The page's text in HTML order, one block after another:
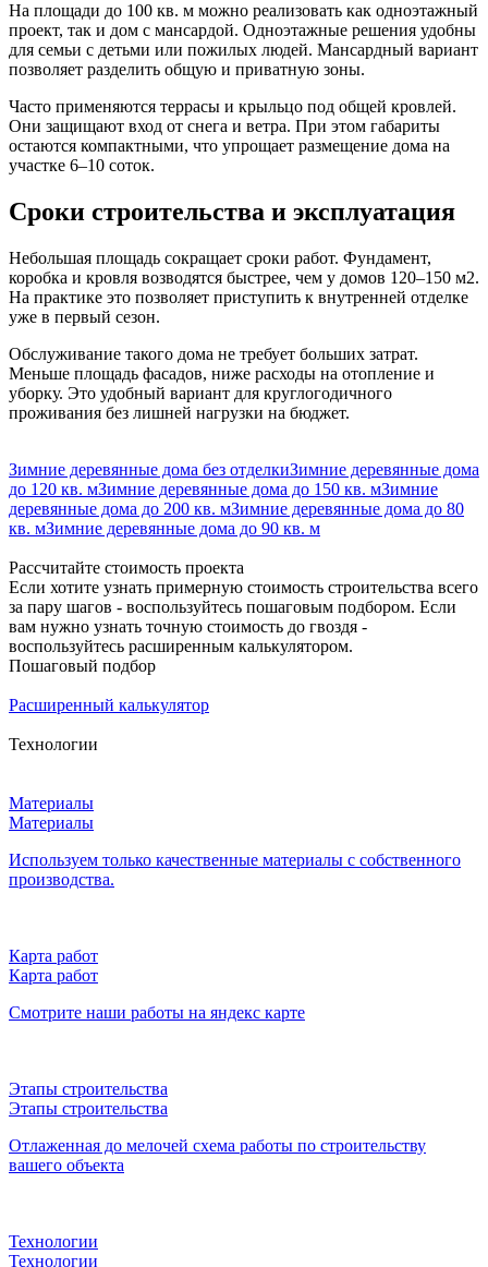
На площади до 100 кв. м можно реализовать как одноэтажный
проект, так и дом с мансардой. Одноэтажные решения удобны
для семьи с детьми или пожилых людей. Мансардный вариант
позволяет разделить общую и приватную зоны.
Часто применяются террасы и крыльцо под общей кровлей.
Они защищают вход от снега и ветра. При этом габариты
остаются компактными, что упрощает размещение дома на
участке 6–10 соток.
Сроки строительства и эксплуатация
Небольшая площадь сокращает сроки работ. Фундамент,
коробка и кровля возводятся быстрее, чем у домов 120–150 м2.
На практике это позволяет приступить к внутренней отделке
уже в первый сезон.
Обслуживание такого дома не требует больших затрат.
Меньше площадь фасадов, ниже расходы на отопление и
уборку. Это удобный вариант для круглогодичного
проживания без лишней нагрузки на бюджет.
Зимние деревянные дома без отделкиЗимние деревянные дома
до 120 кв. мЗимние деревянные дома до 150 кв. мЗимние
деревянные дома до 200 кв. мЗимние деревянные дома до 80
кв. мЗимние деревянные дома до 90 кв. м
Рассчитайте стоимость проекта
Если хотите узнать примерную стоимость строительства всего
за пару шагов - воспользуйтесь пошаговым подбором. Если
вам нужно узнать точную стоимость до гвоздя -
воспользуйтесь расширенным калькулятором.
Пошаговый подбор
Расширенный калькулятор
Технологии
Материалы
Материалы
Используем только качественные материалы с собственного
производства.
Карта работ
Карта работ
Смотрите наши работы на яндекс карте
Этапы строительства
Этапы строительства
Отлаженная до мелочей схема работы по строительству
вашего объекта
Технологии
Технологии